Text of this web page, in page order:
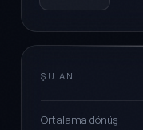
ŞU AN
Ortalama dönüş